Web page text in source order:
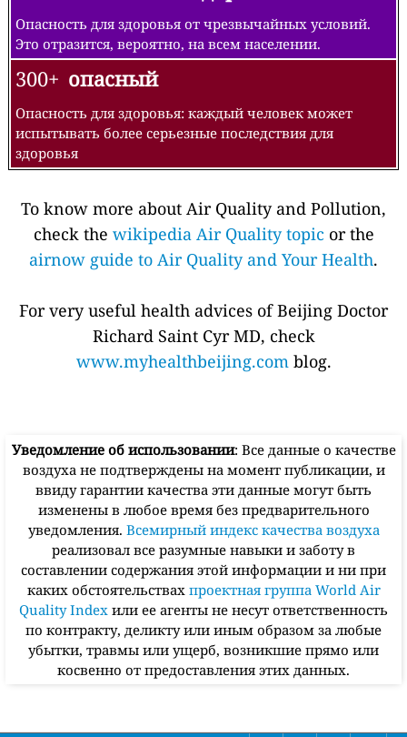
Опасность для здоровья от чрезвычайных условий.
Это отразится, вероятно, на всем населении.
300+ опасный
Опасность для здоровья: каждый человек может
испытывать более серьезные последствия для
здоровья
To know more about Air Quality and Pollution,
check the wikipedia Air Quality topic or the
airnow guide to Air Quality and Your Health.
For very useful health advices of Beijing Doctor
Richard Saint Cyr MD, check
www.myhealthbeijing.comblog.
Уведомление об использовании: Все данные о качестве
воздуха не подтверждены на момент публикации, и
ввиду гарантии качества эти данные могут быть
изменены в любое время без предварительного
уведомления. Всемирный индекс качества воздуха
реализовал все разумные навыки и заботу в
составлении содержания этой информации и ни при
каких обстоятельствах проектная группа World Air
Quality Index или ее агенты не несут ответственность
по контракту, деликту или иным образом за любые
убытки, травмы или ущерб, возникшие прямо или
косвенно от предоставления этих данных.